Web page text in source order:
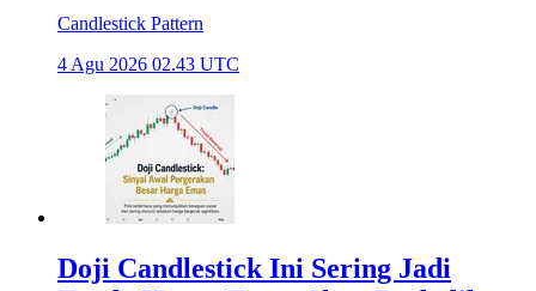
Candlestick Pattern
4 Agu 2026 02.43 UTC
Doji Candlestick Ini Sering Jadi